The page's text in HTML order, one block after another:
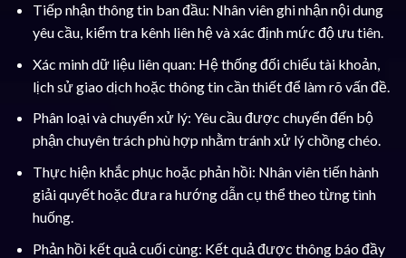
Tiếp nhận thông tin ban đầu: Nhân viên ghi nhận nội dung
yêu cầu, kiểm tra kênh liên hệ và xác định mức độ ưu tiên.
Xác minh dữ liệu liên quan: Hệ thống đối chiếu tài khoản,
lịch sử giao dịch hoặc thông tin cần thiết để làm rõ vấn đề.
Phân loại và chuyển xử lý: Yêu cầu được chuyển đến bộ
phận chuyên trách phù hợp nhằm tránh xử lý chồng chéo.
Thực hiện khắc phục hoặc phản hồi: Nhân viên tiến hành
giải quyết hoặc đưa ra hướng dẫn cụ thể theo từng tình
huống.
Phản hồi kết quả cuối cùng: Kết quả được thông báo đầy